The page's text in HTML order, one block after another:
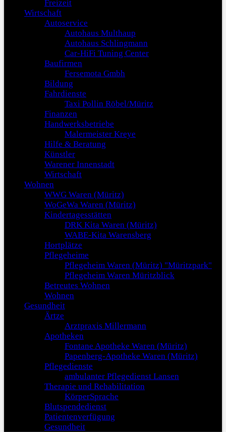
Freizeit
Wirtschaft
Autoservice
Autohaus Multhaup
Autohaus Schlingmann
Car-HiFi Tuning Center
Baufirmen
Fersemota Gmbh
Bildung
Fahrdienste
Taxi Pollin Röbel/Müritz
Finanzen
Handwerksbetriebe
Malermeister Kreye
Hilfe & Beratung
Künstler
Warener Innenstadt
Wirtschaft
Wohnen
WWG Waren (Müritz)
WoGeWa Waren (Müritz)
Kindertagesstätten
DRK Kita Waren (Müritz)
WABE-Kita Warensberg
Hortplätze
Pflegeheime
Pflegeheim Waren (Müritz) "Müritzpark"
Pflegeheim Waren Müritzblick
Betreutes Wohnen
Wohnen
Gesundheit
Ärtze
Arztpraxis Millermann
Apotheken
Fontane Apotheke Waren (Müritz)
Papenberg-Apotheke Waren (Müritz)
Pflegedienste
ambulanter Pflegedienst Lansen
Therapie und Rehabilitation
KörperSprache
Blutspendedienst
Patientenverfügung
Gesundheit